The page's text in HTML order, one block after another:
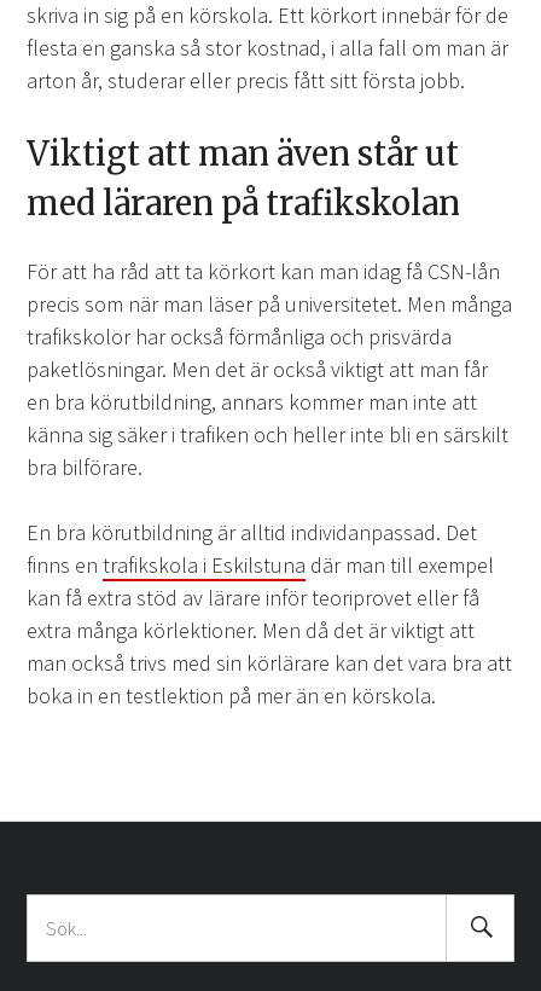
skriva in sig på en körskola. Ett körkort innebär för de
flesta en ganska så stor kostnad, i alla fall om man är
arton år, studerar eller precis fått sitt första jobb.
Viktigt att man även står ut
med läraren på trafikskolan
För att ha råd att ta körkort kan man idag få CSN-lån
precis som när man läser på universitetet. Men många
trafikskolor har också förmånliga och prisvärda
paketlösningar. Men det är också viktigt att man får
en bra körutbildning, annars kommer man inte att
känna sig säker i trafiken och heller inte bli en särskilt
bra bilförare.
En bra körutbildning är alltid individanpassad. Det
finns entrafikskola i Eskilstuna där man till exempel
kan få extra stöd av lärare inför teoriprovet eller få
extra många körlektioner. Men då det är viktigt att
man också trivs med sin körlärare kan det vara bra att
boka in en testlektion på mer än en körskola.
Sök
efter:
Search